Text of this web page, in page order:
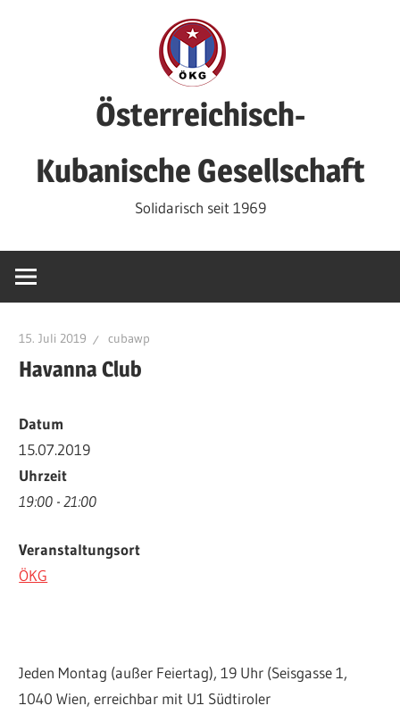
Österreichisch-
Kubanische Gesellschaft
Solidarisch seit 1969
15. Juli 2019 cubawp
Havanna Club
Datum
15.07.2019
Uhrzeit
19:00 - 21:00
Veranstaltungsort
ÖKG
Jeden Montag (außer Feiertag), 19 Uhr (Seisgasse 1,
1040 Wien, erreichbar mit U1 Südtiroler